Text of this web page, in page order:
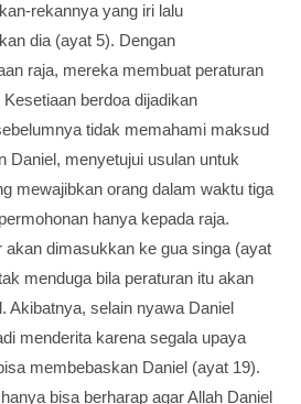
rekannya yang iri lalu
dia (ayat 5). Dengan
raja, mereka membuat peraturan
berdoa dijadikan
tidak memahami maksud
Daniel, menyetujui usulan untuk
mewajibkan orang dalam waktu tiga
hanya kepada raja.
akan dimasukkan ke gua singa (ayat
menduga bila peraturan itu akan
Akibatnya, selain nyawa Daniel
menderita karena segala upaya
membebaskan Daniel (ayat 19).
bisa berharap agar Allah Daniel